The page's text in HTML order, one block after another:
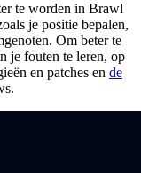
te worden in Brawl
je positie bepalen,
Om beter te
je fouten te leren, op
en patches en de